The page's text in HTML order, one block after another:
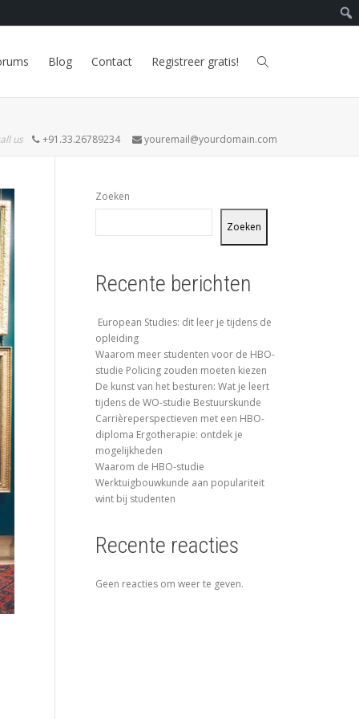
Blog Contact Registreer gratis!
us +91.33.26789234 youremail@yourdomain.com
Zoeken
Zoeken
Recente berichten
European Studies: dit leer je tijdens de
opleiding
Waarom meer studenten voor de HBO-
studie Policing zouden moeten kiezen
De kunst van het besturen: Wat je leert
tijdens de WO-studie Bestuurskunde
Carrièreperspectieven met een HBO-
diploma Ergotherapie: ontdek je
mogelijkheden
Waarom de HBO-studie
Werktuigbouwkunde aan populariteit
wint bij studenten
Recente reacties
Geen reacties om weer te geven.